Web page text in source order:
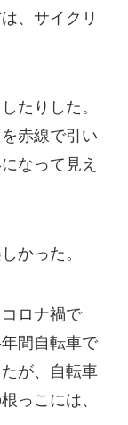
、サイクリ
たりした。
赤線で引い
なって見え
かった。
ロナ禍で
間自転車で
が、自転車
っこには、